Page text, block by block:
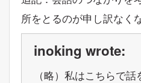
所をとるのが申し訳なく
inoking wrote:
（略）私はこちらで